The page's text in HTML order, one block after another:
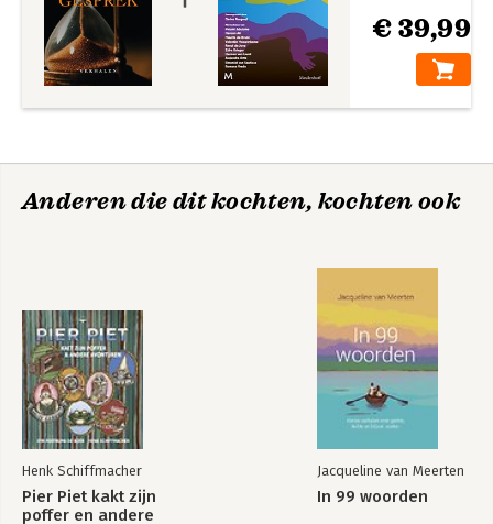
€ 39,99
Anderen die dit kochten, kochten ook
Henk Schiffmacher
Pier Piet kakt zijn
poffer en andere
Jacqueline van Meerten
In 99 woorden